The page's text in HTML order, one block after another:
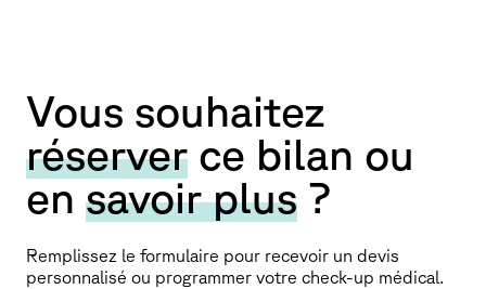
Vous souhaitez
réserver ce bilan ou
en savoir plus ?
Remplissez le formulaire pour recevoir un devis
personnalisé ou programmer votre check-up médical.